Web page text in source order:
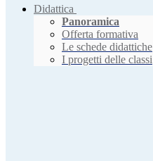
Didattica
Panoramica
Offerta formativa
Le schede didattiche
I progetti delle classi